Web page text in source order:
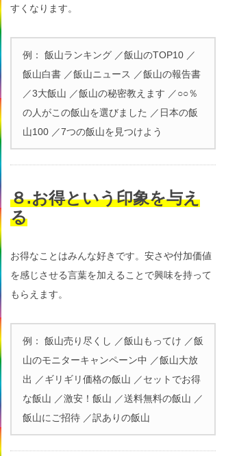
すくなります。
例： 飯山ランキング ／飯山のTOP10 ／
飯山白書 ／飯山ニュース ／飯山の報告書
／3大飯山 ／飯山の秘密教えます ／○○％
の人がこの飯山を選びました ／日本の飯
山100 ／7つの飯山を見つけよう
８.お得という印象を与え
る
お得なことはみんな好きです。安さや付加価値
を感じさせる言葉を加えることで興味を持って
もらえます。
例： 飯山売り尽くし ／飯山もってけ ／飯
山のモニターキャンペーン中 ／飯山大放
出 ／ギリギリ価格の飯山 ／セットでお得
な飯山 ／激安！飯山 ／送料無料の飯山 ／
飯山にご招待 ／訳ありの飯山